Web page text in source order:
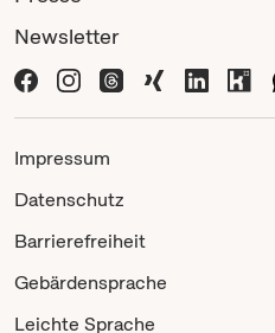
Newsletter
Impressum
Datenschutz
Barrierefreiheit
Gebärdensprache
Leichte Sprache